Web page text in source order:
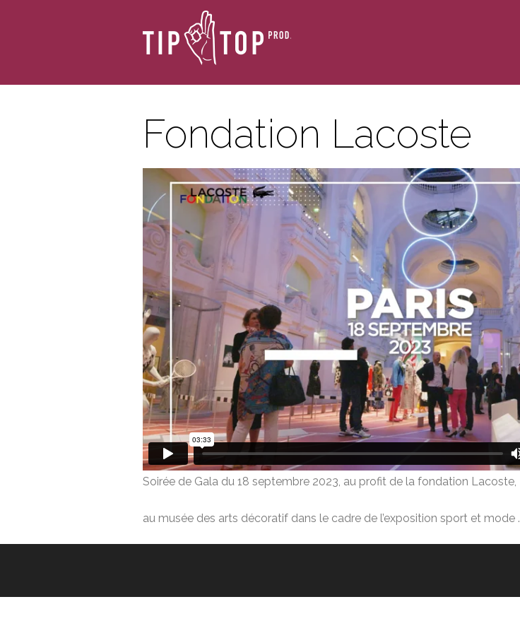
Fondation Lacoste
Soirée de Gala du 18 septembre 2023, au profit de la fondation Lacoste,
au musée des arts décoratif dans le cadre de l’exposition sport et mode .